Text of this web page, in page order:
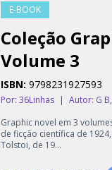
E-BOOK
Coleção
Volume 3
ISBN: 9798231927593
Por: 36Linhas | Autor: G
Graphic novel em 3
de ficção científica de
Tolstoi, de 19...